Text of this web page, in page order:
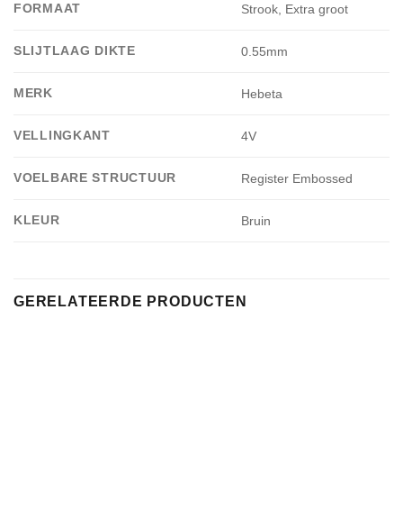
FORMAAT Strook, Extra groot
SLIJTLAAG DIKTE 0.55mm
MERK Hebeta
VELLINGKANT 4V
VOELBARE STRUCTUUR Register Embossed
KLEUR Bruin
GERELATEERDE PRODUCTEN